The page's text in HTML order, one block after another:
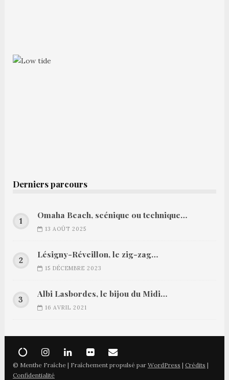
Derniers parcours
Omaha Beach, scénique ou technique…
13 AOÛT 2025
Lésigny-Réveillon, le zig-zag…
15 DÉCEMBRE 2023
Albi Lasbordes, le bijou du Midi…
16 AVRIL 2021
© Menthe Fraîche | Fraîchement propulsé par WordPress | Crédits |
Confidentialité